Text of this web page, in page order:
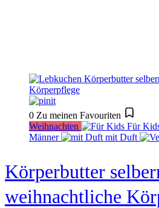
0 Zu meinen Favouriten
Weihnachten
Für
Männer
mit Duft
Körperbutter
weihnachtliche